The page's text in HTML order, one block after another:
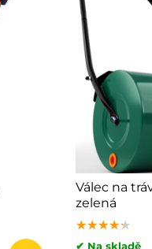
Válec na
zelená
★★★★★
★★★★★
★★★★★
✔ Na skladě